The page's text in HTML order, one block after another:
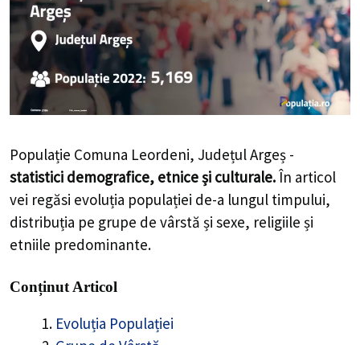
Populație Comuna Leordeni, Județul Argeș -
statistici demografice, etnice și culturale.În articol
vei regăsi evoluția populației de-a lungul timpului,
distribuția pe grupe de vârstă și sexe, religiile și
etniile predominante.
Conținut Articol
Evoluția Populației